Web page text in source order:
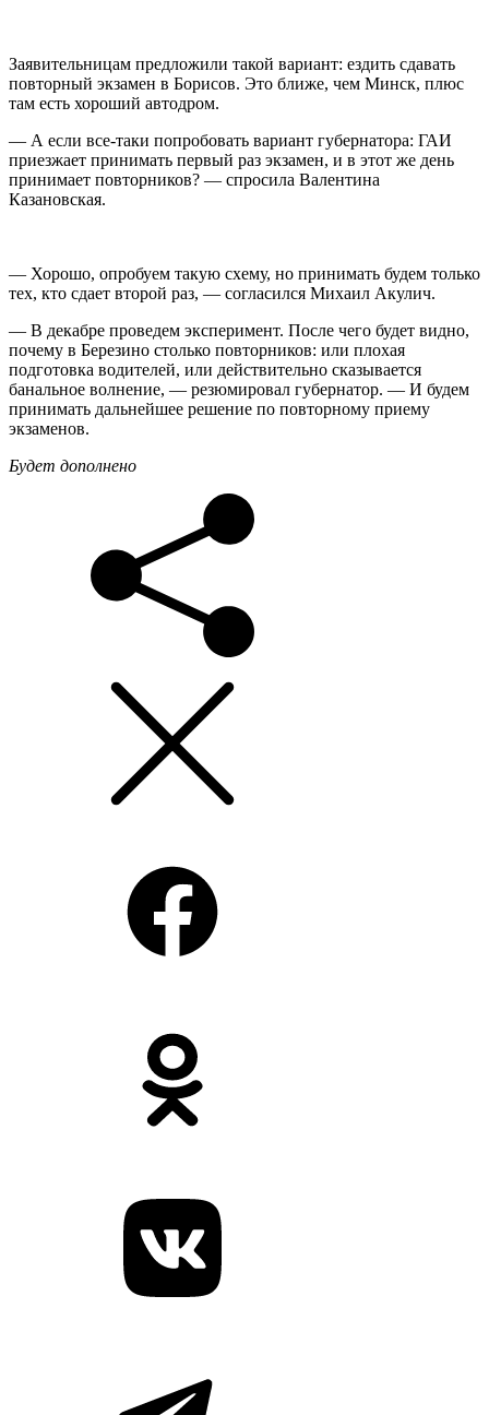
Заявительницам предложили такой вариант: ездить сдавать
повторный экзамен в Борисов. Это ближе, чем Минск, плюс
там есть хороший автодром.
— А если все-таки попробовать вариант губернатора: ГАИ
приезжает принимать первый раз экзамен, и в этот же день
принимает повторников? — спросила Валентина
Казановская.
— Хорошо, опробуем такую схему, но принимать будем только
тех, кто сдает второй раз, — согласился Михаил Акулич.
— В декабре проведем эксперимент. После чего будет видно,
почему в Березино столько повторников: или плохая
подготовка водителей, или действительно сказывается
банальное волнение, — резюмировал губернатор. — И будем
принимать дальнейшее решение по повторному приему
экзаменов.
Будет дополнено